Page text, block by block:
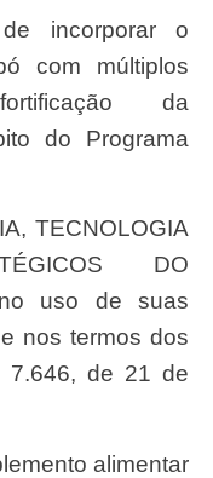
com múltiplos
da
do Programa
DO
uso de suas
nos termos dos
7.646, de 21 de